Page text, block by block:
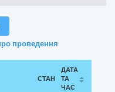
проведення
СТАН
ДАТА
ТА
ЧАС